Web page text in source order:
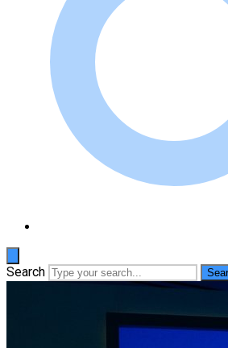
Search